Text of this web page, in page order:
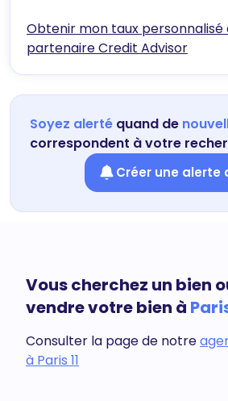
Obtenir mon taux
partenaire Credit Advisor
Soyez alerté quand de
correspondent à votre
Créer une alerte
Vous cherchez un bien
vendre votre bien à
Consulter la page de notre
à Paris 11